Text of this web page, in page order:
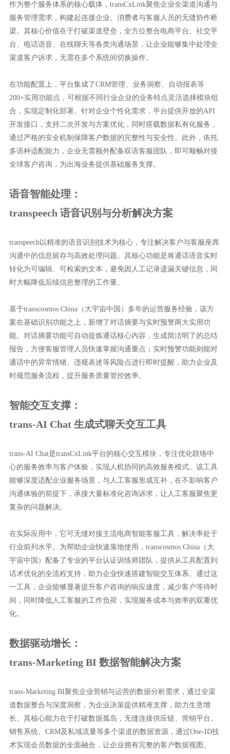
作为整个服务体系的核心载体，transCxLink聚焦企业全渠道沟通与
服务管理需求，构建起连接企业、消费者与客服人员的无缝协作桥
梁。其核心价值在于打破渠道壁垒，全方位整合电商平台、社交平
台、电话语音、在线聊天等各类沟通场景，让企业能够集中处理全
渠道客户诉求，无需在多个系统间切换操作。
在功能配置上，平台集成了CRM管理、业务洞察、自动报表等
200+实用功能点，可根据不同行业企业的业务特点灵活选择模块组
合，实现定制化部署。针对企业个性化需求，平台提供开放的API
开发接口，支持二次开发与方案优化，同时搭载数据私有化服务，
通过严格的安全机制保障客户数据的完整性与安全性。此外，依托
多语种适配能力，企业无需额外配备双语客服团队，即可顺畅对接
全球客户咨询，为出海业务提供基础服务支撑。
语音智能处理：
transpeech 语音识别与分析解决方案
transpeech以精准的语音识别技术为核心，专注解决客户与客服座席
沟通中的信息留存与高效处理问题。其核心功能是将通话语音实时
转化为可编辑、可检索的文本，避免因人工记录遗漏关键信息，同
时大幅降低后续信息整理的工作量。
基于transcosmos China（大宇宙中国）多年的运营服务经验，该方
案在基础识别功能之上，新增了对话摘要与实时预警两大实用功
能。对话摘要功能可自动提炼通话核心内容，生成简洁明了的总结
报告，方便客服管理人员快速掌握沟通重点；实时预警功能则能对
通话中的异常情绪、违规表述等风险点进行即时提醒，助力企业及
时规范服务流程，提升服务质量管控效率。
智能交互支撑：
trans-AI Chat 生成式聊天交互工具
trans-AI Chat是transCxLink平台的核心交互模块，专注优化联络中
心的服务效率与客户体验，实现人机协同的高效服务模式。该工具
能够深度适配企业服务场景，与人工客服形成互补，在不影响客户
沟通体验的前提下，承接大量标准化咨询诉求，让人工客服聚焦更
复杂的问题解决。
在实际应用中，它可无缝对接主流电商智能客服工具，解决率处于
行业前列水平。为帮助企业快速落地使用，transcosmos China（大
宇宙中国）配备了专业的平台认证训练师团队，提供从工具配置到
话术优化的全流程支持，助力企业快速搭建智能交互体系。通过这
一工具，企业能够显著提升客户咨询的响应速度，减少客户等待时
间，同时降低人工客服的工作负荷，实现服务成本与效率的双重优
化。
数据驱动增长：
trans-Marketing BI 数据智能解决方案
trans-Marketing BI聚焦企业营销与运营的数据分析需求，通过全渠
道数据整合与深度洞察，为企业决策提供精准支撑，助力生意增
长。其核心能力在于打破数据孤岛，无缝连接供应链、营销平台、
销售系统、CRM及私域流量等多个渠道的数据资源，通过One-ID技
术实现会员数据的全面融合，让企业拥有完整的客户数据视图。